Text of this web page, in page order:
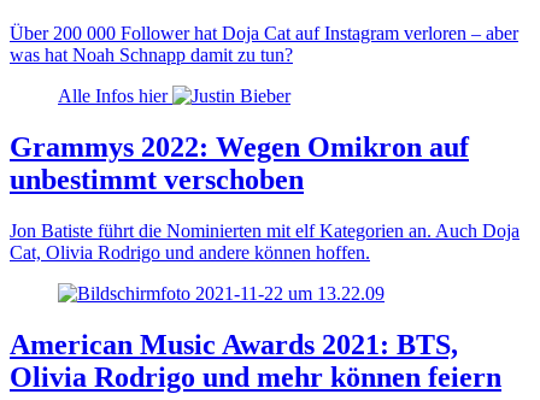
Über 200 000 Follower hat Doja Cat auf Instagram verloren – aber
was hat Noah Schnapp damit zu tun?
Alle Infos hier
Grammys 2022: Wegen Omikron auf
unbestimmt verschoben
Jon Batiste führt die Nominierten mit elf Kategorien an. Auch Doja
Cat, Olivia Rodrigo und andere können hoffen.
American Music Awards 2021: BTS,
Olivia Rodrigo und mehr können feiern